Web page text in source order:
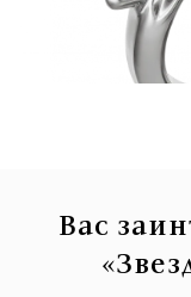
Вас